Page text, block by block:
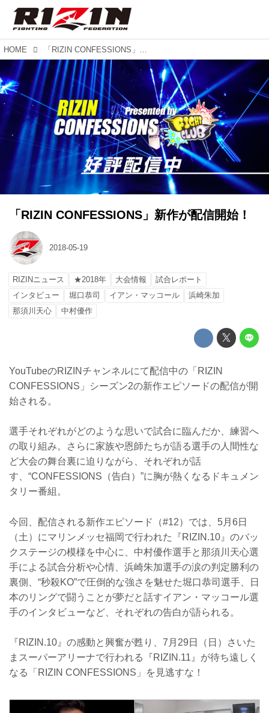
HOME 「RIZIN CONFESSIONS」新作が配信開始！
「RIZIN CONFESSIONS」新作が配信開始！
2018-05-19
RIZINニュース ★2018年 大会情報
試合レポート
インタビュー
堀口恭司 イアン・マッコール
浜崎朱加
那須川天心
中村優作
YouTubeのRIZINチャンネルにて配信中の「RIZIN
CONFESSIONS」シーズン2の新作エピソードの配信が開
始される。
選手それぞれがどのような思いで試合に臨んだか、練習へ
の取り組み。さらに家族や恩師たちが語る選手の人間性な
ど大会の舞台裏に迫りながら、それぞれが話
す、“CONFESSIONS（告白）”に胸が熱くなるドキュメン
タリー番組。
今回、配信される新作エピソード（#12）では、5月6日
（土）にマリンメッセ福岡で行われた『RIZIN.10』のバッ
クステージの模様を中心に、中村優作選手と那須川天心選
手による試合分析や心情、浜崎朱加選手の涙の判定勝利の
裏側、“秒殺KO”で圧倒的な強さを魅せた堀口恭司選手、日
本のリングで闘うことが夢だと話すイアン・マッコール選
手のインタビューなど、それぞれの告白が語られる。
『RIZIN.10』の感動と興奮が甦り、7月29日（日）さいた
まスーパーアリーナで行われる『RIZIN.11』が待ち遠しく
なる「RIZIN CONFESSIONS」を見逃すな！